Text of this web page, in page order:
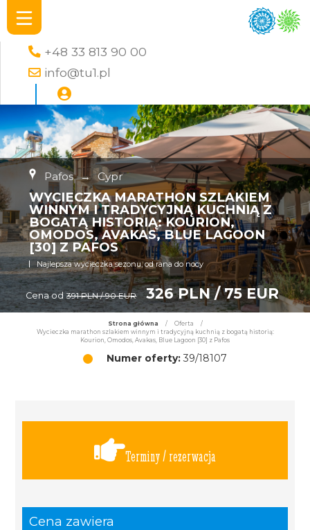
+48 33 813 90 00
info@tu1.pl
Pafos → Cypr
WYCIECZKA MARATHON SZLAKIEM
WINNYM I TRADYCYJNĄ KUCHNIĄ Z
BOGATĄ HISTORIĄ: KOURION,
OMODOS, AVAKAS, BLUE LAGOON
[30] Z PAFOS
Najlepsza wycieczka sezonu, od rana do nocy
Cena od 391 PLN / 90 EUR 326 PLN / 75 EUR
Strona główna / Oferta
/
Wycieczka marathon szlakiem winnym i tradycyjną kuchnią z bogatą historią:
Kourion, Omodos, Avakas, Blue Lagoon [30] z Pafos
Numer oferty: 39/18107
Terminy / rezerwacja
Cena zawiera